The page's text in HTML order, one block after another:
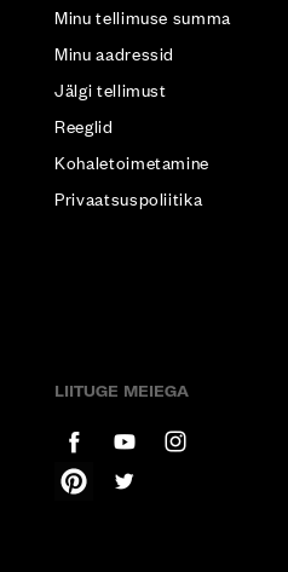
Minu tellimuse summa
Minu aadressid
Jälgi tellimust
Reeglid
Kohaletoimetamine
Privaatsuspoliitika
LIITUGE MEIEGA